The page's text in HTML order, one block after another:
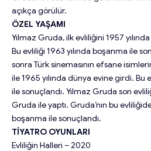
açıkça görülür.
ÖZEL YAŞAMI
Yılmaz Gruda, ilk evliliğini 1957
Bu evliliği 1963 yılında boşanma ile
sonra Türk sinemasının efsane
ile 1965 yılında dünya evine girdi. Bu
ile sonuçlandı. Yılmaz Gruda son
Gruda ile yaptı. Gruda’nın bu
boşanma ile sonuçlandı.
TİYATRO OYUNLARI
Evliliğin Halleri – 2020